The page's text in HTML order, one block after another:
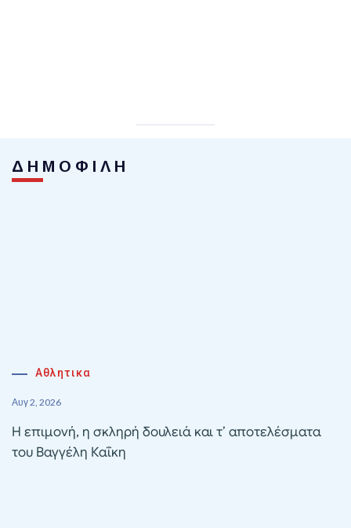
ΔΗΜΟΦΙΛΗ
Αθλητικα
Αυγ 2, 2026
Η επιμονή, η σκληρή δουλειά και τ’ αποτελέσματα
του Βαγγέλη Καΐκη